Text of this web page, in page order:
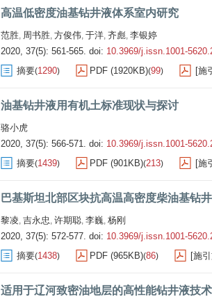
高温低密度油基钻井液体系室内研究
范胜, 周书胜, 方俊伟, 于洋, 齐彪, 李银婷
2020, 37(5): 561-565. doi: 10.3969/j.issn.1001-
摘要(1290) PDF (1920KB)(99) [施
油基钻井液用有机土标准现状与探讨
骆小虎
2020, 37(5): 566-571. doi: 10.3969/j.issn.1001-
摘要(1439) PDF (901KB)(213) [施
巴基斯坦北部区块抗高温高密度柴油基钻
黎凌, 吉永忠, 许期聪, 李巍, 杨刚
2020, 37(5): 572-577. doi: 10.3969/j.issn.1001-
摘要(1438) PDF (965KB)(86) [施
适用于辽河致密油地层的高性能钻井液技术